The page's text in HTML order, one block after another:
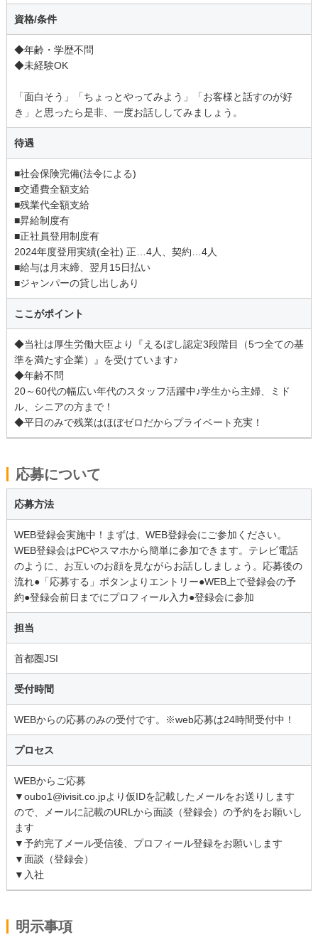
資格/条件
◆年齢・学歴不問
◆未経験OK
「面白そう」「ちょっとやってみよう」「お客様と話すのが好
き」と思ったら是非、一度お話ししてみましょう。
待遇
■社会保険完備(法令による)
■交通費全額支給
■残業代全額支給
■昇給制度有
■正社員登用制度有
2024年度登用実績(全社) 正…4人、契約…4人
■給与は月末締、翌月15日払い
■ジャンパーの貸し出しあり
ここがポイント
◆当社は厚生労働大臣より『えるぼし認定3段階目（5つ全ての基
準を満たす企業）』を受けています♪
◆年齢不問
20～60代の幅広い年代のスタッフ活躍中♪学生から主婦、ミド
ル、シニアの方まで！
◆平日のみで残業はほぼゼロだからプライベート充実！
応募について
応募方法
WEB登録会実施中！まずは、WEB登録会にご参加ください。
WEB登録会はPCやスマホから簡単に参加できます。テレビ電話
のように、お互いのお顔を見ながらお話ししましょう。応募後の
流れ●「応募する」ボタンよりエントリー●WEB上で登録会の予
約●登録会前日までにプロフィール入力●登録会に参加
担当
首都圏JSI
受付時間
WEBからの応募のみの受付です。※web応募は24時間受付中！
プロセス
WEBからご応募
▼oubo1@ivisit.co.jpより仮IDを記載したメールをお送りします
ので、メールに記載のURLから面談（登録会）の予約をお願いし
ます
▼予約完了メール受信後、プロフィール登録をお願いします
▼面談（登録会）
▼入社
明示事項